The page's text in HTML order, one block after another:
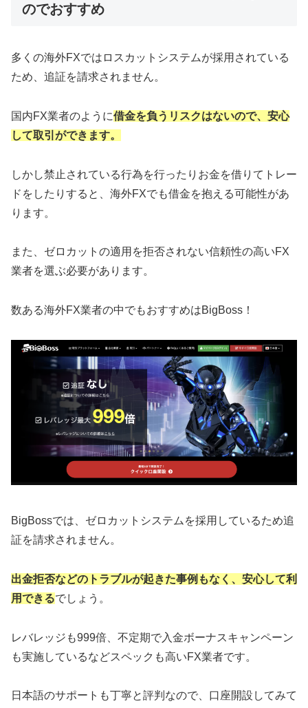
のでおすすめ
多くの海外FXではロスカットシステムが採用されている
ため、追証を請求されません。
国内FX業者のように借金を負うリスクはないので、安心
して取引ができます。
しかし禁止されている行為を行ったりお金を借りてトレー
ドをしたりすると、海外FXでも借金を抱える可能性があ
ります。
また、ゼロカットの適用を拒否されない信頼性の高いFX
業者を選ぶ必要があります。
数ある海外FX業者の中でもおすすめはBigBoss！
BigBossでは、ゼロカットシステムを採用しているため追
証を請求されません。
出金拒否などのトラブルが起きた事例もなく、安心して利
用できるでしょう。
レバレッジも999倍、不定期で入金ボーナスキャンペーン
も実施しているなどスペックも高いFX業者です。
日本語のサポートも丁寧と評判なので、口座開設してみて